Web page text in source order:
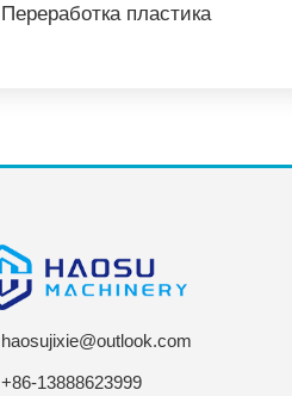
Переработка пластика
haosujixie@outlook.com
+86-13888623999